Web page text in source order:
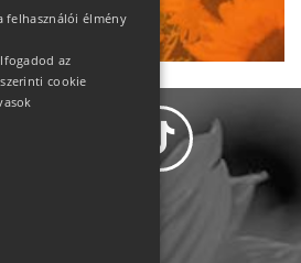
le!
felhasználói élmény
az
cookie